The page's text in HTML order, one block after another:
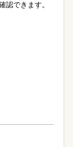
認できます。